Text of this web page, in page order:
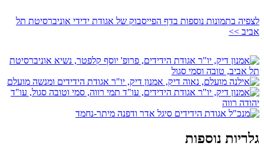
לצפיה בתמונות נוספות בדף הפייסבוק של אגודת ידידי אוניברסיטת תל
אביב >>
גלריות נוספות